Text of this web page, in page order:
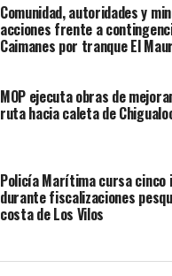
Comunidad, autoridades y
acciones frente a
Caimanes por tranque El
MOP ejecuta obras de
ruta hacia caleta de
Policía Marítima cursa cinco
durante fiscalizaciones
costa de Los Vilos